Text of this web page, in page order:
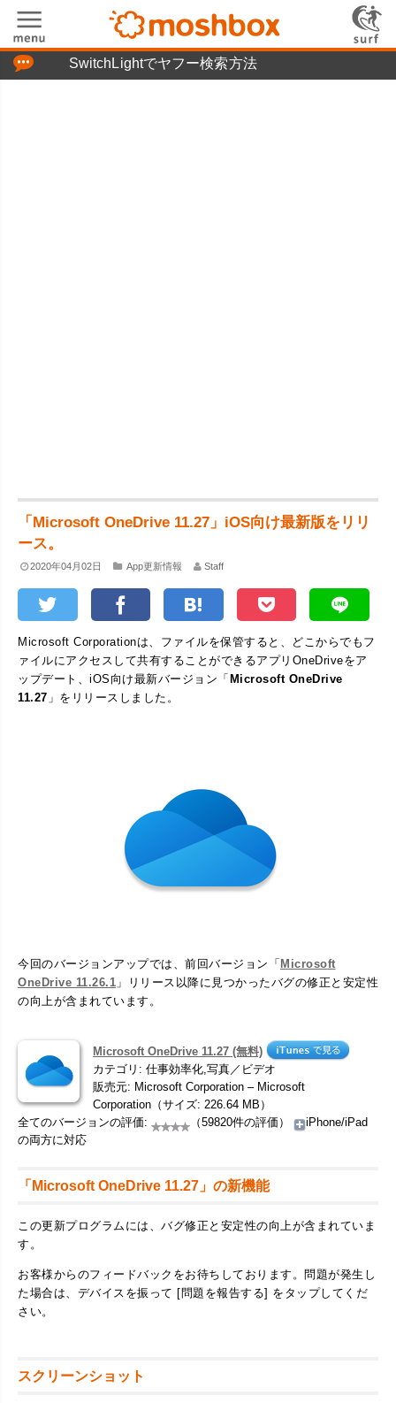
SwitchLightでヤフー検索方法
「Microsoft OneDrive 11.27」iOS向け最新版をリリ
ース。
2020年04月02日 App更新情報 Staff
Microsoft Corporationは、ファイルを保管すると、どこからでもフ
ァイルにアクセスして共有することができるアプリOneDriveをア
ップデート、iOS向け最新バージョン「Microsoft OneDrive
11.27 」をリリースしました。
今回のバージョンアップでは、前回バージョン「Microsoft
OneDrive 11.26.1 」リリース以降に見つかったバグの修正と安定性
の向上が含まれています。
Microsoft OneDrive 11.27 (無料)
カテゴリ: 仕事効率化,写真／ビデオ
販売元: Microsoft Corporation – Microsoft
Corporation（サイズ: 226.64 MB）
全てのバージョンの評価:
（59820件の評価）
iPhone/iPad
の両方に対応
「Microsoft OneDrive 11.27」の新機能
この更新プログラムには、バグ修正と安定性の向上が含まれていま
す。
お客様からのフィードバックをお待ちしております。問題が発生し
た場合は、デバイスを振って [問題を報告する] をタップしてくだ
さい。
スクリーンショット
「つぶやき」の使い方